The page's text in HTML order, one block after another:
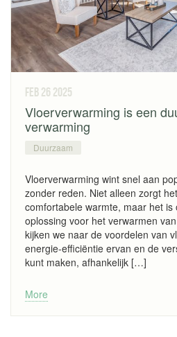
feb 26 2025
Vloerverwarming is een
verwarming
Duurzaam
Vloerverwarming wint snel aan
zonder reden. Niet alleen zorgt
comfortabele warmte, maar het
oplossing voor het verwarmen
kijken we naar de voordelen van
energie-efficiëntie ervan en de
kunt maken, afhankelijk […]
More